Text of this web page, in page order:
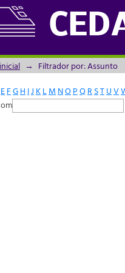
por: Assunto
→ Filtrador por: Assunto
EFGH IJ KLM NOPQRSTUV